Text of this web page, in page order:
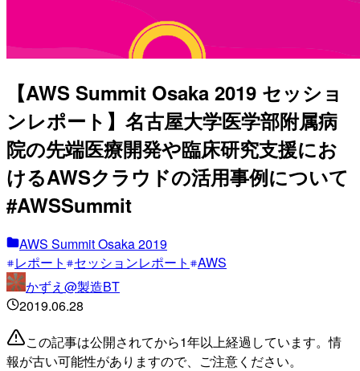
【AWS Summit Osaka 2019 セッショ
ンレポート】名古屋大学医学部附属病
院の先端医療開発や臨床研究支援にお
けるAWSクラウドの活用事例について
#AWSSummit
AWS Summit Osaka 2019
レポート
セッションレポート
AWS
かずえ@製造BT
2019.06.28
この記事は公開されてから1年以上経過しています。情
報が古い可能性がありますので、ご注意ください。